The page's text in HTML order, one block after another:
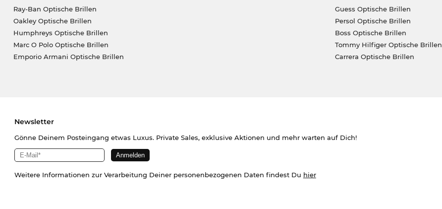
Ray-Ban Optische Brillen
Oakley Optische Brillen
Humphreys Optische Brillen
Marc O Polo Optische Brillen
Emporio Armani Optische Brillen
Guess Optische Brillen
Persol Optische Brillen
Boss Optische Brillen
Tommy Hilfiger Optische Brillen
Carrera Optische Brillen
Newsletter
Gönne Deinem Posteingang etwas Luxus. Private Sales, exklusive Aktionen und mehr warten auf Dich!
Weitere Informationen zur Verarbeitung Deiner personenbezogenen Daten findest Du hier